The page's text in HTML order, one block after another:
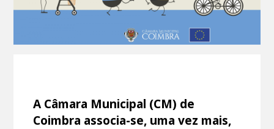
A Câmara Municipal (CM) de
Coimbra associa-se, uma vez mais,